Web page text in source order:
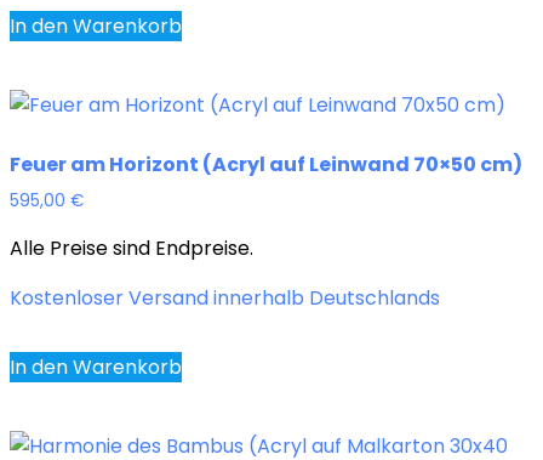
In den Warenkorb
Feuer am Horizont (Acryl auf Leinwand 70×50 cm)
595,00 €
Alle Preise sind Endpreise.
Kostenloser Versand innerhalb Deutschlands
In den Warenkorb